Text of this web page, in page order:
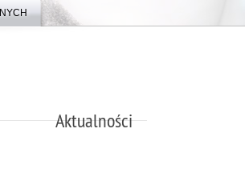
Aktualności